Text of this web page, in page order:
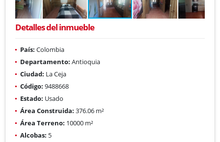
Detalles del inmueble
País: Colombia
Departamento: Antioquia
Ciudad: La Ceja
Código: 9488668
Estado: Usado
Área Construida: 376.06 m²
Área Terreno: 10000 m²
Alcobas: 5